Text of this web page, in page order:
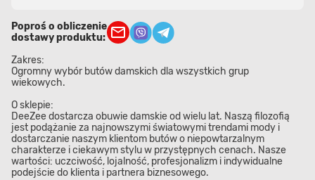
Poproś o obliczenie
dostawy produktu:
Zakres:
Ogromny wybór butów damskich dla wszystkich grup
wiekowych.
O sklepie:
DeeZee dostarcza obuwie damskie od wielu lat. Naszą filozofią
jest podążanie za najnowszymi światowymi trendami mody i
dostarczanie naszym klientom butów o niepowtarzalnym
charakterze i ciekawym stylu w przystępnych cenach. Nasze
wartości: uczciwość, lojalność, profesjonalizm i indywidualne
podejście do klienta i partnera biznesowego.